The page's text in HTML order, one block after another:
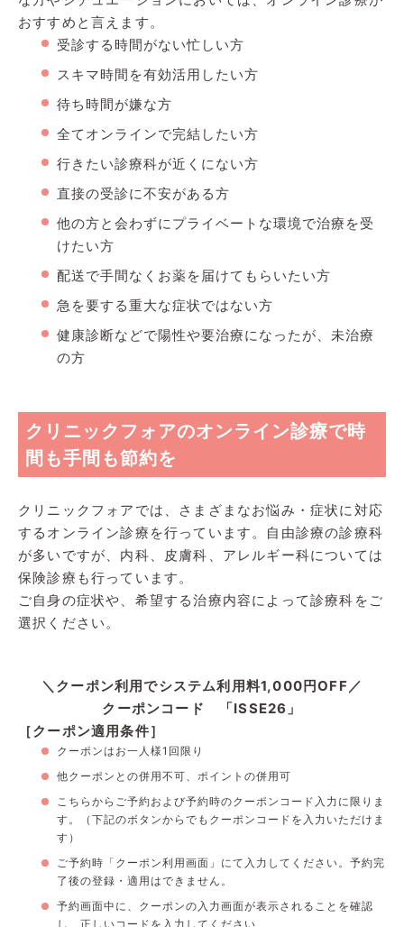
おすすめと言えます。
受診する時間がない忙しい方
スキマ時間を有効活用したい方
待ち時間が嫌な方
全てオンラインで完結したい方
行きたい診療科が近くにない方
直接の受診に不安がある方
他の方と会わずにプライベートな環境で治療を受
けたい方
配送で手間なくお薬を届けてもらいたい方
急を要する重大な症状ではない方
健康診断などで陽性や要治療になったが、未治療
の方
クリニックフォアのオンライン診療で時
間も手間も節約を
クリニックフォアでは、さまざまなお悩み・症状に対応
するオンライン診療を行っています。自由診療の診療科
が多いですが、内科、皮膚科、アレルギー科については
保険診療も行っています。
ご自身の症状や、希望する治療内容によって診療科をご
選択ください。
＼クーポン利用でシステム利用料1,000円OFF／
クーポンコード 「ISSE26」
［クーポン適用条件］
クーポンはお一人様1回限り
他クーポンとの併用不可、ポイントの併用可
こちら からご予約および予約時のクーポンコード入力に限りま
す。（下記のボタンからでもクーポンコードを入力いただけま
す）
ご予約時「クーポン利用画面」にて入力してください。予約完
了後の登録・適用はできません。
予約画面中に、クーポンの入力画面が表示されることを確認
し、正しいコードを入力してください